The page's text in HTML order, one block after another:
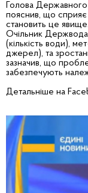
Голова
пояснив, що сприяє
становить це явище.
Очільник
(кількість води),
джерел), та
зазначив, що
забезпечують
Детальніше на